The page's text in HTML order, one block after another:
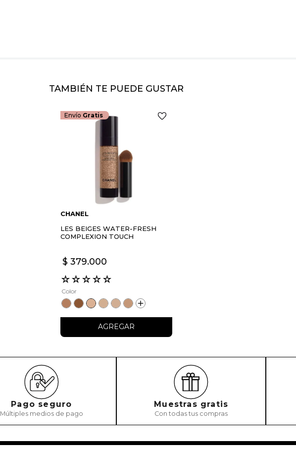
TAMBIÉN TE PUEDE GUSTAR
Envío Gratis
CHANEL
LES BEIGES WATER-FRESH
COMPLEXION TOUCH
$ 379.000
☆☆☆☆☆
Color
AGREGAR
Pago seguro
Múltiples medios de pago
Muestras gratis
Con todas tus compras